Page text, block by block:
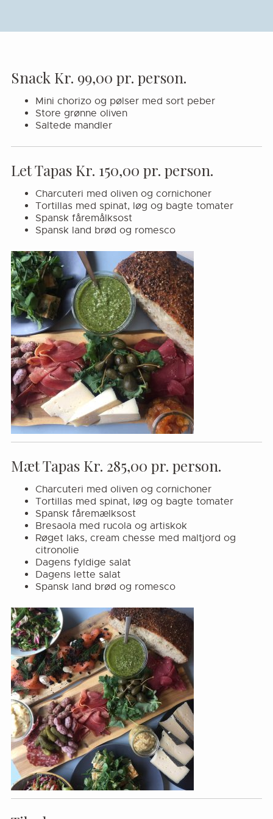
Snack Kr. 99,00 pr. person.
Mini chorizo og pølser med sort peber
Store grønne oliven
Saltede mandler
Let Tapas Kr. 150,00 pr. person.
Charcuteri med oliven og cornichoner
Tortillas med spinat, løg og bagte tomater
Spansk fåremålksost
Spansk land brød og romesco
Mæt Tapas Kr. 285,00 pr. person.
Charcuteri med oliven og cornichoner
Tortillas med spinat, løg og bagte tomater
Spansk fåremælksost
Bresaola med rucola og artiskok
Røget laks, cream chesse med maltjord og
citronolie
Dagens fyldige salat
Dagens lette salat
Spansk land brød og romesco